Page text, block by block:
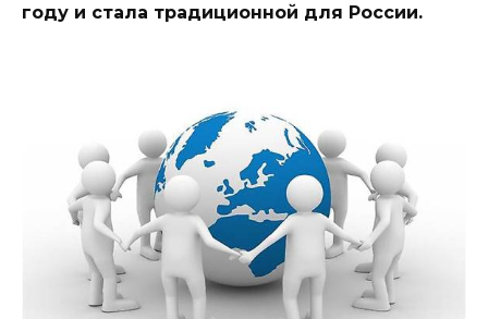
году и стала традиционной для России.